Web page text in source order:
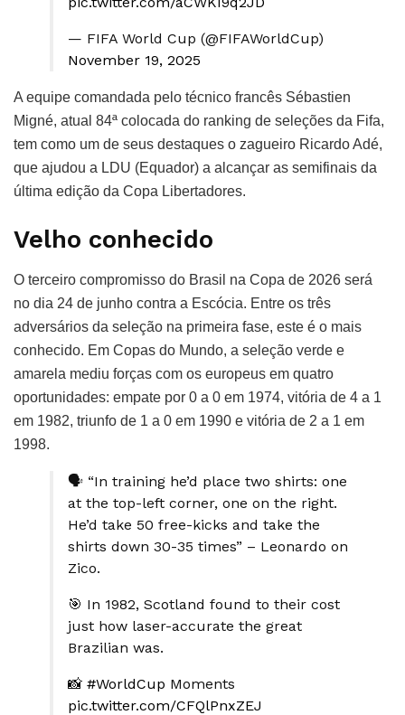
— FIFA World Cup (@FIFAWorldCup)
November 19, 2025
A equipe comandada pelo técnico francês Sébastien
Migné, atual 84ª colocada do ranking de seleções da Fifa,
tem como um de seus destaques o zagueiro Ricardo Adé,
que ajudou a LDU (Equador) a alcançar as semifinais da
última edição da Copa Libertadores.
Velho conhecido
O terceiro compromisso do Brasil na Copa de 2026 será
no dia 24 de junho contra a Escócia. Entre os três
adversários da seleção na primeira fase, este é o mais
conhecido. Em Copas do Mundo, a seleção verde e
amarela mediu forças com os europeus em quatro
oportunidades: empate por 0 a 0 em 1974, vitória de 4 a 1
em 1982, triunfo de 1 a 0 em 1990 e vitória de 2 a 1 em
1998.
🗣️ “In training he’d place two shirts: one
at the top-left corner, one on the right.
He’d take 50 free-kicks and take the
shirts down 30-35 times” – Leonardo on
Zico.
🎯 In 1982, Scotland found to their cost
just how laser-accurate the great
Brazilian was.
📸 #WorldCup Moments
pic.twitter.com/CFQlPnxZEJ